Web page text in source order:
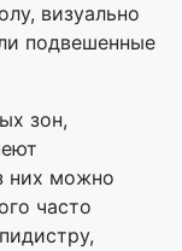
визуально
подвешенные
зон,
них можно
часто